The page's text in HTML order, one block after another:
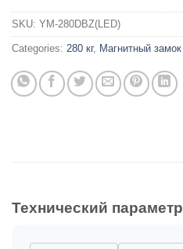
SKU: YM-280DBZ(LED)
Categories: 280 кг, Магнитный замок
Технический параметр